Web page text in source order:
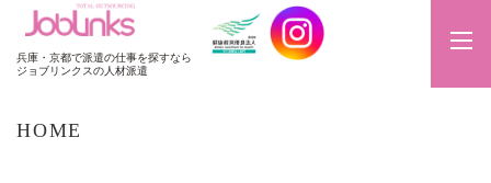
JobLinks
兵庫・京都で派遣の仕事を探すなら
ジョブリンクスの人材派遣
HOME